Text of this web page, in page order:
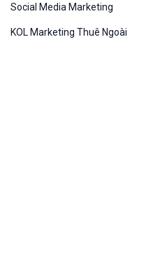
Social Media Marketing
KOL Marketing Thuê Ngoài